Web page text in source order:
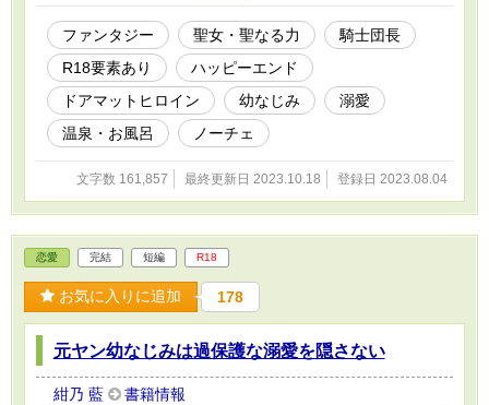
ン兄さま、私のことを覚えていないのですか!?
脳筋騎士団長と落ちこぼれ治癒聖女が（温泉卵
のように）じんわりと愛を育んでいく純愛スト
ーリー（多分） ◌𓈒𓐍‪‪𓂃 𓈒𓏸◌‬𓈒 𓂂𓏸𓂃◌𓈒𓐍‪ 𓈒𓏸‪‪𓂃 𓈒𓏸◌‬ ＊ 設
定はすべてフィクションです 実際の人物・組
織・団体とは一切関係ございません
ファンタジー 聖女・聖なる力
騎士団長
R18要素あり
ハッピーエンド
ドアマットヒロイン
幼なじみ
溺愛
温泉・お風呂
ノーチェ
文字数 161,857 最終更新日 2023.10.18 登録日 2023.08.04
恋愛 完結 短編 R18
お気に入りに追加 178
元ヤン幼なじみは過保護な溺愛を隠さない
紺乃 藍 書籍情報